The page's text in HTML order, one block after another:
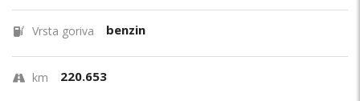
Vrsta goriva benzin
km 220.653